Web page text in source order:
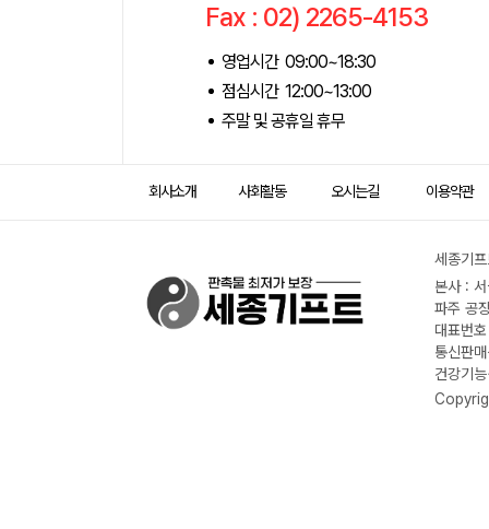
Fax : 02) 2265-4153
영업시간 09:00~18:30
점심시간 12:00~13:00
주말 및 공휴일 휴무
회사소개 사회활동 오시는길 이용약관
세종기
본사 :
파주 공
대표번
통신판
건강기